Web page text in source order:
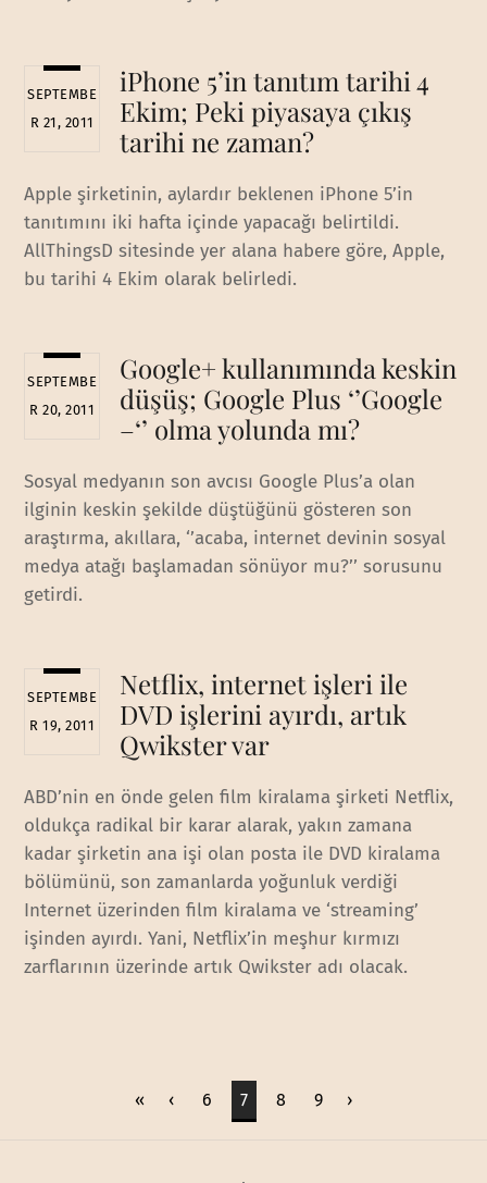
SEPTEMBE
R 21, 2011
iPhone 5’in tanıtım tarihi 4
Ekim; Peki piyasaya çıkış
tarihi ne zaman?
Apple şirketinin, aylardır beklenen iPhone 5’in
tanıtımını iki hafta içinde yapacağı belirtildi.
AllThingsD sitesinde yer alana habere göre, Apple,
bu tarihi 4 Ekim olarak belirledi.
SEPTEMBE
R 20, 2011
Google+ kullanımında keskin
düşüş; Google Plus ‘’Google
–‘’ olma yolunda mı?
Sosyal medyanın son avcısı Google Plus’a olan
ilginin keskin şekilde düştüğünü gösteren son
araştırma, akıllara, ‘’acaba, internet devinin sosyal
medya atağı başlamadan sönüyor mu?’’ sorusunu
getirdi.
SEPTEMBE
R 19, 2011
Netflix, internet işleri ile
DVD işlerini ayırdı, artık
Qwikster var
ABD’nin en önde gelen film kiralama şirketi Netflix,
oldukça radikal bir karar alarak, yakın zamana
kadar şirketin ana işi olan posta ile DVD kiralama
bölümünü, son zamanlarda yoğunluk verdiği
Internet üzerinden film kiralama ve ‘streaming’
işinden ayırdı. Yani, Netflix’in meşhur kırmızı
zarflarının üzerinde artık Qwikster adı olacak.
« ‹ 6 7 8 9 ›